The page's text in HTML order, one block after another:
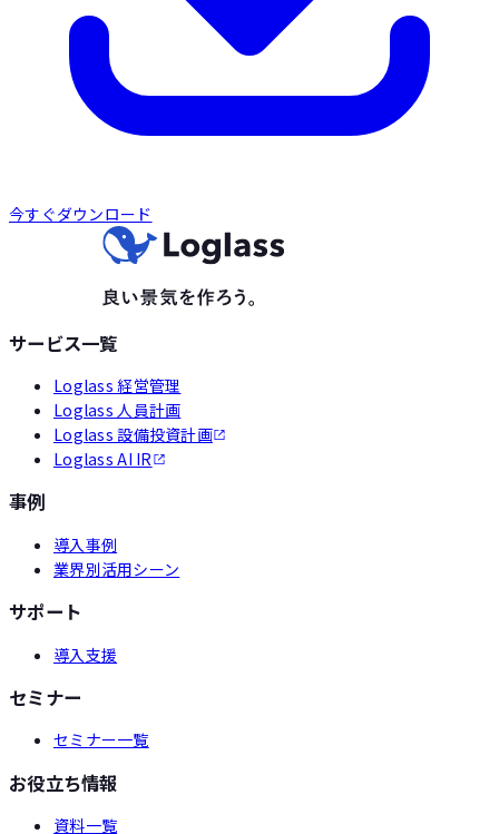
今すぐダウンロード
サービス一覧
Loglass 経営管理
Loglass 人員計画
Loglass 設備投資計画
Loglass AI IR
事例
導入事例
業界別活用シーン
サポート
導入支援
セミナー
セミナー一覧
お役立ち情報
資料一覧